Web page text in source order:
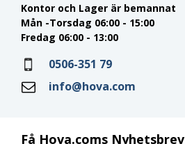
Få Hova.coms Nyhetsbrev
Kontor och Lager är bemannat
Mån -Torsdag 06:00 - 15:00
Fredag 06:00 - 13:00
0506-351 79
info@hova.com